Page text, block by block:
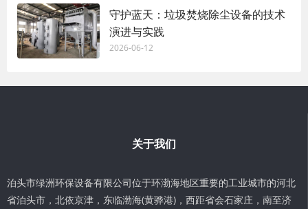
守护蓝天：垃圾焚烧除尘设备的技术
演进与实践
2026-06-12
关于我们
泊头市绿洲环保设备有限公司位于环渤海地区重要的工业城市的河北
省泊头市，北依京津，东临渤海(黄骅港)，西距省会石家庄，南至济